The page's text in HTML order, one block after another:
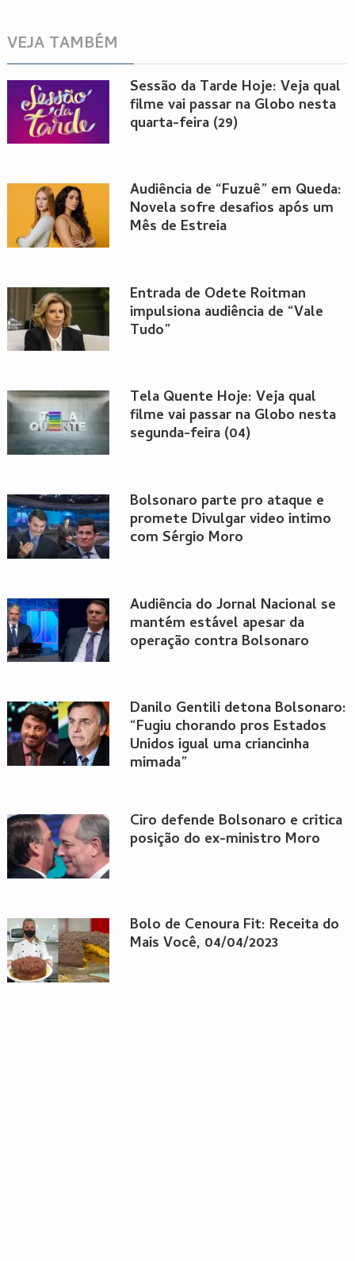
VEJA TAMBÉM
Sessão da Tarde Hoje: Veja qual
filme vai passar na Globo nesta
quarta-feira (29)
Audiência de “Fuzuê” em Queda:
Novela sofre desafios após um
Mês de Estreia
Entrada de Odete Roitman
impulsiona audiência de “Vale
Tudo”
Tela Quente Hoje: Veja qual
filme vai passar na Globo nesta
segunda-feira (04)
Bolsonaro parte pro ataque e
promete Divulgar video intimo
com Sérgio Moro
Audiência do Jornal Nacional se
mantém estável apesar da
operação contra Bolsonaro
Danilo Gentili detona Bolsonaro:
“Fugiu chorando pros Estados
Unidos igual uma criancinha
mimada”
Ciro defende Bolsonaro e critica
posição do ex-ministro Moro
Bolo de Cenoura Fit: Receita do
Mais Você, 04/04/2023